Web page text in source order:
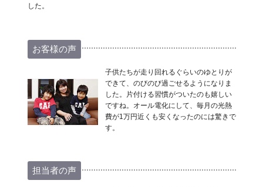
した。
お客様の声
子供たちが走り回れるぐらいのゆとりが
できて、のびのび過ごせるようになりま
した。片付ける習慣がついたのも嬉しい
ですね。オール電化にして、毎月の光熱
費が1万円近くも安くなったのには驚きで
す。
担当者の声